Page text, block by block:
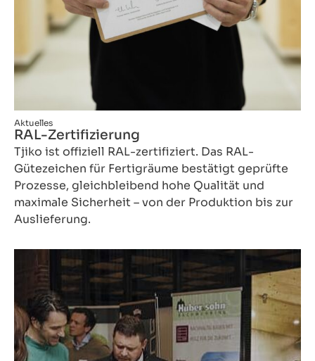
Aktuelles
RAL-Zertifizierung
Tjiko ist offiziell RAL-zertifiziert. Das RAL-
Gütezeichen für Fertigräume bestätigt geprüfte
Prozesse, gleichbleibend hohe Qualität und
maximale Sicherheit – von der Produktion bis zur
Auslieferung.